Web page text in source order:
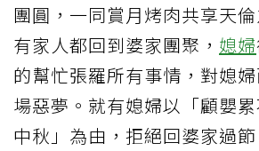
團圓，一同賞月烤肉共享天
有家人都回到婆家團聚， 媳婦
的幫忙張羅所有事情，對媳
場惡夢。就有媳婦以「顧嬰
中秋」為由，拒絕回婆家過